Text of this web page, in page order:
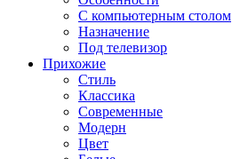
С компьютерным столом
Назначение
Под телевизор
Прихожие
Стиль
Классика
Современные
Модерн
Цвет